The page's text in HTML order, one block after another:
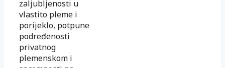
zaljubljenosti u
vlastito pleme i
porijeklo, potpune
podređenosti
privatnog
plemenskom i